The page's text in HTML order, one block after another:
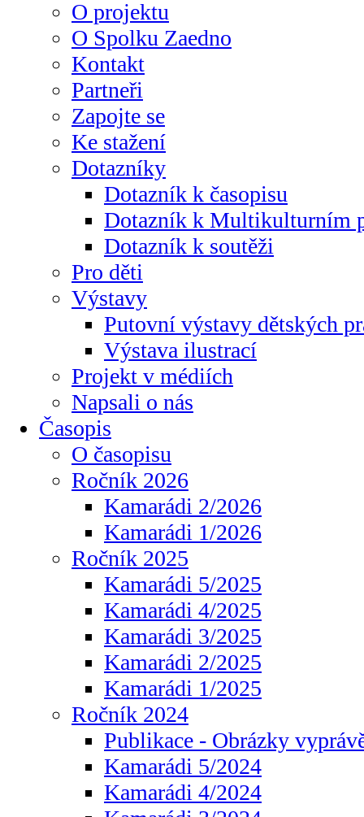
O projektu
O Spolku Zaedno
Kontakt
Partneři
Zapojte se
Ke stažení
Dotazníky
Dotazník k časopisu
Dotazník k Multikulturním
Dotazník k soutěži
Pro děti
Výstavy
Putovní výstavy dětských
Výstava ilustrací
Projekt v médiích
Napsali o nás
Časopis
O časopisu
Ročník 2026
Kamarádi 2/2026
Kamarádi 1/2026
Ročník 2025
Kamarádi 5/2025
Kamarádi 4/2025
Kamarádi 3/2025
Kamarádi 2/2025
Kamarádi 1/2025
Ročník 2024
Publikace - Obrázky
Kamarádi 5/2024
Kamarádi 4/2024